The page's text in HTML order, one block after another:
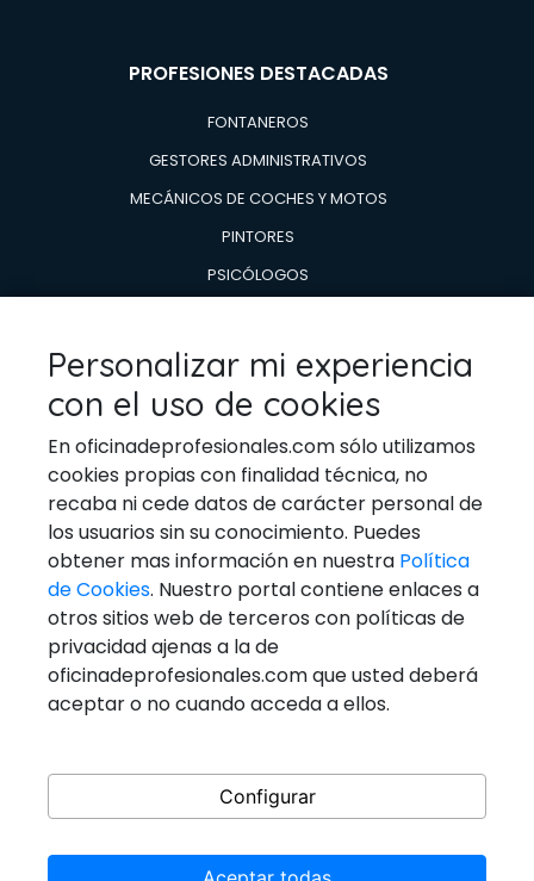
PROFESIONES DESTACADAS
FONTANEROS
GESTORES ADMINISTRATIVOS
MECÁNICOS DE COCHES Y MOTOS
PINTORES
PSICÓLOGOS
TÉCNICOS EN REPARACIÓN DE
ELECTRODOMESTICOS
VETERINARIOS
Ponerse En Contacto
Email: general@oficinadeprofesionales.com
Redes Sociales
Personalizar mi experiencia
con el uso de cookies
En oficinadeprofesionales.com sólo utilizamos
cookies propias con finalidad técnica, no
recaba ni cede datos de carácter personal de
los usuarios sin su conocimiento. Puedes
obtener mas información en nuestra Política
de Cookies. Nuestro portal contiene enlaces a
otros sitios web de terceros con políticas de
privacidad ajenas a la de
oficinadeprofesionales.com que usted deberá
aceptar o no cuando acceda a ellos.
Configurar